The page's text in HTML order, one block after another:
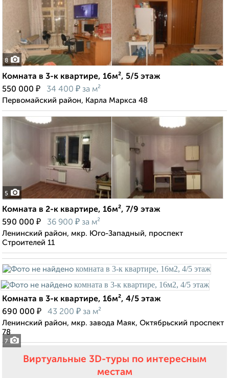
8
Комната в 3-к квартире, 16м², 5/5 этаж
550 000 ₽ 34 400 ₽ за м²
Первомайский район, Карла Маркса 48
5
Комната в 2-к квартире, 16м², 7/9 этаж
590 000 ₽ 36 900 ₽ за м²
Ленинский район, мкр. Юго-Западный, проспект
Строителей 11
7
Комната в 3-к квартире, 16м², 4/5 этаж
690 000 ₽ 43 200 ₽ за м²
Ленинский район, мкр. завода Маяк, Октябрьский проспект
78
Виртуальные 3D-туры по интересным
местам